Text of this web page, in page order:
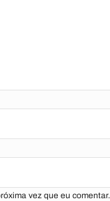
vez que eu comentar.